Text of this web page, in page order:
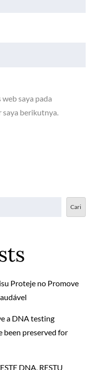
saya pada
berikutnya.
Cari
Proteje no Promove
a DNA testing
been preserved for
DNA, RESTU